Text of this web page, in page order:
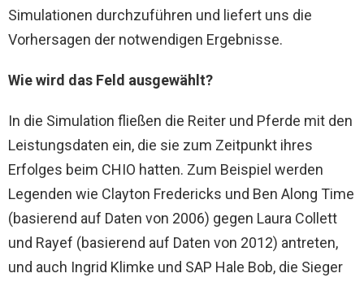
Simulationen durchzuführen und liefert uns die
Vorhersagen der notwendigen Ergebnisse.
Wie wird das Feld ausgewählt?
In die Simulation fließen die Reiter und Pferde mit den
Leistungsdaten ein, die sie zum Zeitpunkt ihres
Erfolges beim CHIO hatten. Zum Beispiel werden
Legenden wie Clayton Fredericks und Ben Along Time
(basierend auf Daten von 2006) gegen Laura Collett
und Rayef (basierend auf Daten von 2012) antreten,
und auch Ingrid Klimke und SAP Hale Bob, die Sieger